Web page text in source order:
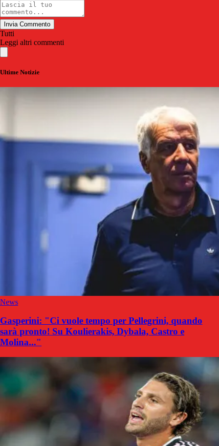
Invia Commento
Tutti
Leggi altri commenti
Ultime Notizie
News
Gasperini: "Ci vuole tempo per Pellegrini, quando
sarà pronto! Su Koulierakis, Dybala, Castro e
Molina..."